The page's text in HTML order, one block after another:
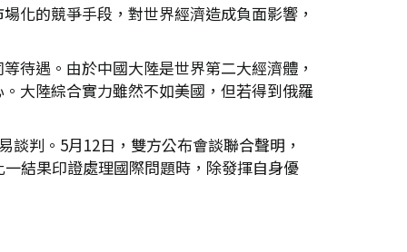
化的競爭手段，對世界經濟造成負面影響，
待遇。由於中國大陸是世界第二大經濟體，
大陸綜合實力雖然不如美國，但若得到俄羅
判。5月12日，雙方公布會談聯合聲明，
結果印證處理國際問題時，除發揮自身優